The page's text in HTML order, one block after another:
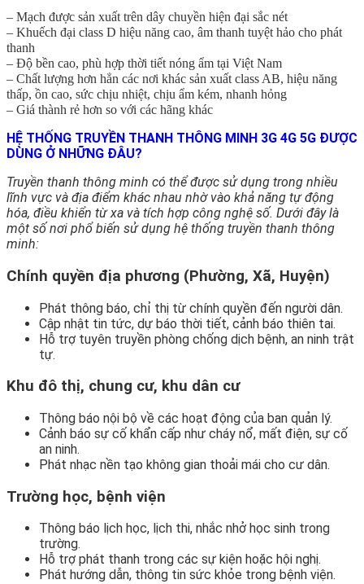
– Mạch được sản xuất trên dây chuyền hiện đại sắc nét
– Khuếch đại class D hiệu năng cao, âm thanh tuyệt hảo cho phát
thanh
– Độ bền cao, phù hợp thời tiết nóng ẩm tại Việt Nam
– Chất lượng hơn hẳn các nơi khác sản xuất class AB, hiệu năng
thấp, ồn cao, sức chịu nhiệt, chịu ẩm kém, nhanh hỏng
– Giá thành rẻ hơn so với các hãng khác
HỆ THỐNG TRUYỀN THANH THÔNG MINH 3G 4G 5G ĐƯỢC
DÙNG Ở NHỮNG ĐÂU?
Truyền thanh thông minh có thể được sử dụng trong nhiều
lĩnh vực và địa điểm khác nhau nhờ vào khả năng tự động
hóa, điều khiển từ xa và tích hợp công nghệ số. Dưới đây là
một số nơi phổ biến sử dụng hệ thống truyền thanh thông
minh:
Chính quyền địa phương (Phường, Xã, Huyện)
Phát thông báo, chỉ thị từ chính quyền đến người dân.
Cập nhật tin tức, dự báo thời tiết, cảnh báo thiên tai.
Hỗ trợ tuyên truyền phòng chống dịch bệnh, an ninh trật
tự.
Khu đô thị, chung cư, khu dân cư
Thông báo nội bộ về các hoạt động của ban quản lý.
Cảnh báo sự cố khẩn cấp như cháy nổ, mất điện, sự cố
an ninh.
Phát nhạc nền tạo không gian thoải mái cho cư dân.
Trường học, bệnh viện
Thông báo lịch học, lịch thi, nhắc nhở học sinh trong
trường.
Hỗ trợ phát thanh trong các sự kiện hoặc hội nghị.
Phát hướng dẫn, thông tin sức khỏe trong bệnh viện.